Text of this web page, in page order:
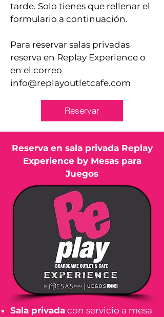
tarde. Solo tienes que rellenar el
formulario a continuación.
Para reservar salas privadas
reserva en Replay Experience o
en el correo
info@replayoutletcafe.com
Reservar
Reserva en sala privada Replay
Experience by Mesas para
Juegos
Sala privada con servicio a mesa